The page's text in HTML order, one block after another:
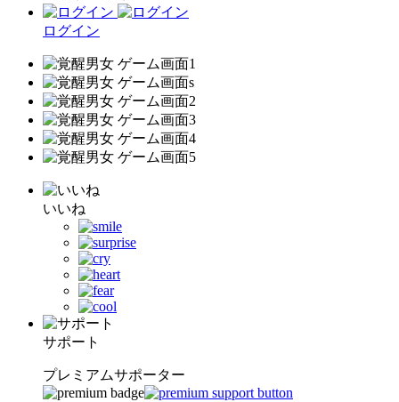
ログイン
いいね
サポート
プレミアムサポーター